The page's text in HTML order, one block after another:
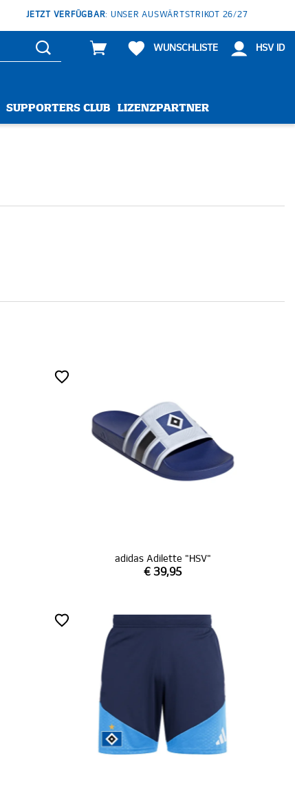
JETZT VERFÜGBAR: UNSER AUSWÄRTSTRIKOT 26/27
WUNSCHLISTE HSV ID
SUPPORTERS CLUB LIZENZPARTNER
adidas Adilette "HSV"
€ 39,95